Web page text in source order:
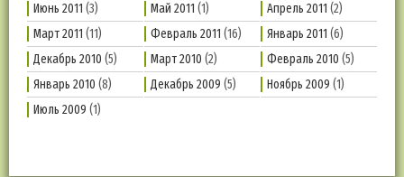
Июнь 2011 (3) Май 2011 (1) Апрель 2011 (2)
Март 2011 (11) Февраль 2011 (16) Январь 2011 (6)
Декабрь 2010 (5) Март 2010 (2) Февраль 2010 (5)
Январь 2010 (8) Декабрь 2009 (5) Ноябрь 2009 (1)
Июль 2009 (1)